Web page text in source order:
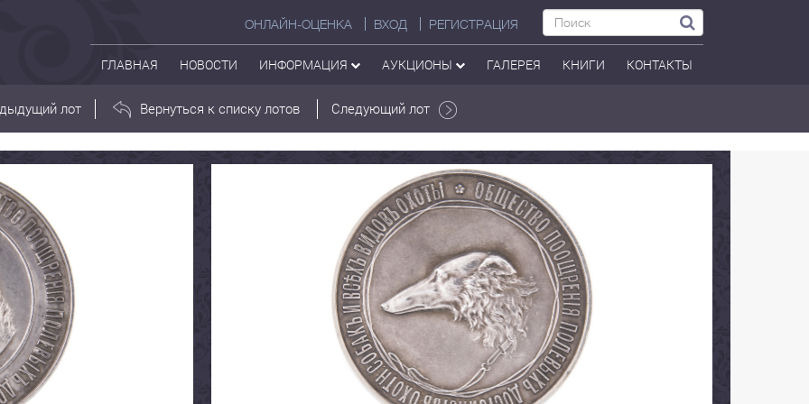
ОНЛАЙН-ОЦЕНКА ВХОД РЕГИСТРАЦИЯ
ГЛАВНАЯ НОВОСТИ ИНФОРМАЦИЯ АУКЦИОНЫ ГАЛЕРЕЯ КНИГИ КОНТАКТЫ
лот Вернуться к списку лотов Следующий лот